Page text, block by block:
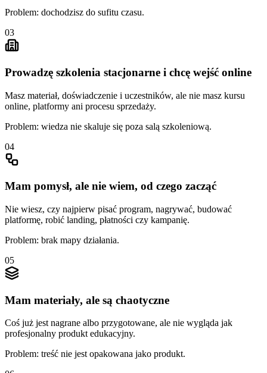
Problem: dochodzisz do sufitu czasu.
03
Prowadzę szkolenia stacjonarne i chcę wejść online
Masz materiał, doświadczenie i uczestników, ale nie masz kursu
online, platformy ani procesu sprzedaży.
Problem: wiedza nie skaluje się poza salą szkoleniową.
04
Mam pomysł, ale nie wiem, od czego zacząć
Nie wiesz, czy najpierw pisać program, nagrywać, budować
platformę, robić landing, płatności czy kampanię.
Problem: brak mapy działania.
05
Mam materiały, ale są chaotyczne
Coś już jest nagrane albo przygotowane, ale nie wygląda jak
profesjonalny produkt edukacyjny.
Problem: treść nie jest opakowana jako produkt.